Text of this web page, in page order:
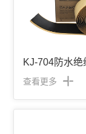
KJ-704防水绝
查看更多